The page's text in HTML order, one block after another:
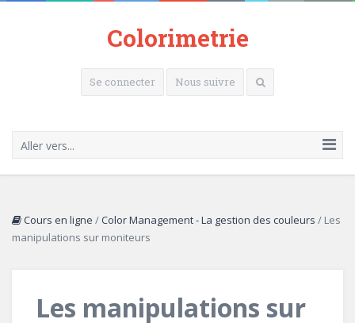
Colorimetrie
Se connecter Nous suivre
Aller vers...
Cours en ligne /Color Management - La gestion des couleurs / Les
manipulations sur moniteurs
Les manipulations sur